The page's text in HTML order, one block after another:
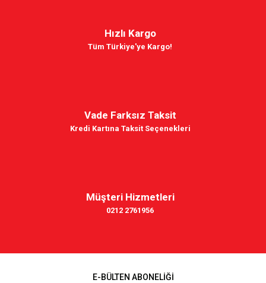
Hızlı Kargo
Tüm Türkiye'ye Kargo!
Vade Farksız Taksit
Kredi Kartına Taksit Seçenekleri
Müşteri Hizmetleri
0212 2761956
E-BÜLTEN ABONELİĞİ